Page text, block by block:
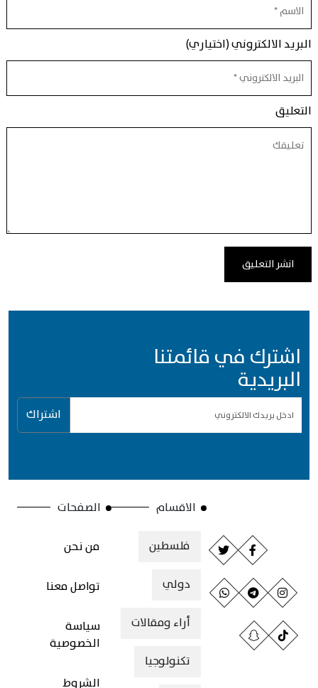
البريد الالكتروني (اختياري)
التعليق
اشترك في قائمتنا
البريدية
اشتراك
الاقسام
فلسطين
دولي
أراء ومقالات
تكنولوجيا
الصفحات
من نحن
تواصل معنا
سياسة
الخصوصية
الشروط